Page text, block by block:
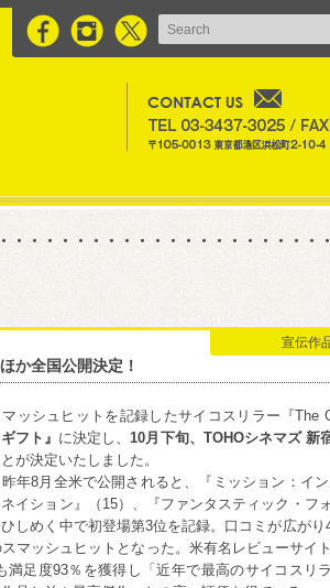
宣伝作
か全国公開決定！
ッシュヒットを記録したサイコスリラー『The
フト』 に決定し、10月下旬、TOHOシネマズ 新
が決定いたしました。
年8月全米で公開されると、『ミッション：イ
イション』（15）、『ファンタスティック・フ
しめく中で初登場第3位を記録。口コミが広がり
マッシュヒットとなった。米有名レビューサイ
満足度93％を獲得し「近年で最高のサイコスリ